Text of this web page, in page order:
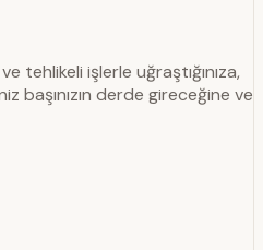
tehlikeli işlerle uğraştığınıza,
başınızın derde gireceğine ve